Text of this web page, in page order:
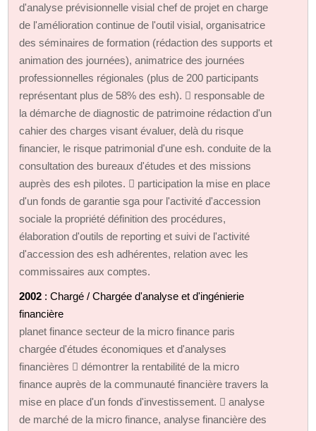
d'analyse prévisionnelle visial chef de projet en charge
de l'amélioration continue de l'outil visial, organisatrice
des séminaires de formation (rédaction des supports et
animation des journées), animatrice des journées
professionnelles régionales (plus de 200 participants
représentant plus de 58% des esh).  responsable de
la démarche de diagnostic de patrimoine rédaction d'un
cahier des charges visant évaluer, delà du risque
financier, le risque patrimonial d'une esh. conduite de la
consultation des bureaux d'études et des missions
auprès des esh pilotes.  participation la mise en place
d'un fonds de garantie sga pour l'activité d'accession
sociale la propriété définition des procédures,
élaboration d'outils de reporting et suivi de l'activité
d'accession des esh adhérentes, relation avec les
commissaires aux comptes.
2002 : Chargé / Chargée d'analyse et d'ingénierie
financière
planet finance secteur de la micro finance paris
chargée d'études économiques et d'analyses
financières  démontrer la rentabilité de la micro
finance auprès de la communauté financière travers la
mise en place d'un fonds d'investissement.  analyse
de marché de la micro finance, analyse financière des